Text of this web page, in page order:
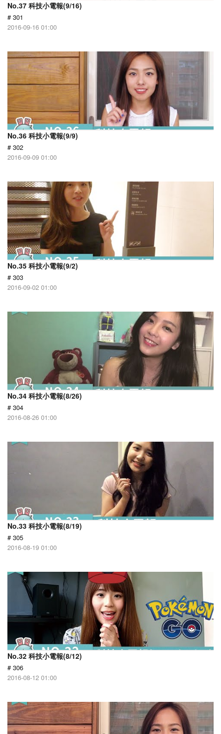
No.37 科技小電報(9/16)
# 301
2016-09-16 01:00
No.36 科技小電報(9/9)
# 302
2016-09-09 01:00
No.35 科技小電報(9/2)
# 303
2016-09-02 01:00
No.34 科技小電報(8/26)
# 304
2016-08-26 01:00
No.33 科技小電報(8/19)
# 305
2016-08-19 01:00
No.32 科技小電報(8/12)
# 306
2016-08-12 01:00